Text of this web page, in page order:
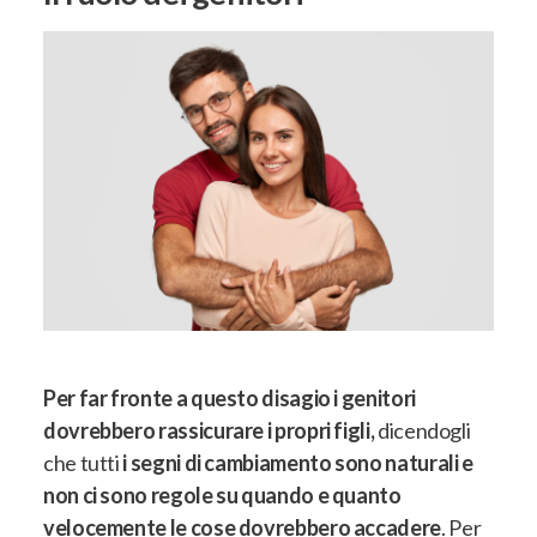
Per far fronte a questo disagio i genitori
dovrebbero rassicurare i propri figli,dicendogli
che tuttii segni di cambiamento sono naturali e
non ci sono regole su quando e quanto
velocemente le cose dovrebbero accadere. Per